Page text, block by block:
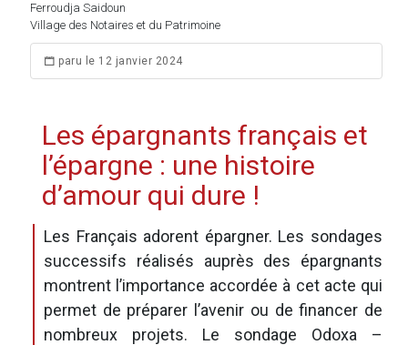
Ferroudja Saidoun
Village des Notaires et du Patrimoine
paru le 12 janvier 2024
Les épargnants français et
l’épargne : une histoire
d’amour qui dure !
Les Français adorent épargner. Les sondages
successifs réalisés auprès des épargnants
montrent l’importance accordée à cet acte qui
permet de préparer l’avenir ou de financer de
nombreux projets. Le sondage Odoxa –